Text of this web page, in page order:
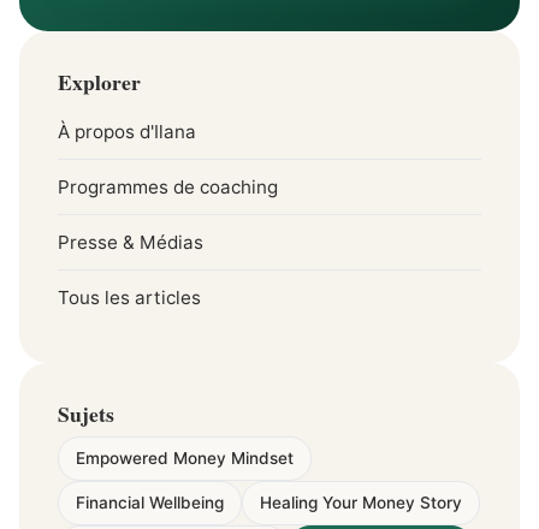
Explorer
À propos d'Ilana
Programmes de coaching
Presse & Médias
Tous les articles
Sujets
Empowered Money Mindset
Financial Wellbeing Healing Your Money Story